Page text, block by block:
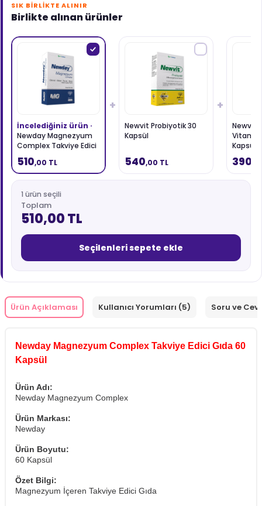
SIK BIRLIKTE ALINIR
Birlikte alınan ürünler
İncelediğiniz ürün ·
Newday Magnezyum
Complex Takviye Edici
Gıda 60 Kapsül
510,00 TL
+
Newvit Probiyotik 30
Kapsül
540,00 TL
+
Newvit
Vitamin
Kapsül
390
1 ürün seçili
Toplam
510,00 TL
Seçilenleri sepete ekle
Ürün Açıklaması Kullanıcı Yorumları (5) Soru ve
Newday Magnezyum Complex Takviye Edici Gıda 60
Kapsül
Ürün Adı:
Newday Magnezyum Complex
Ürün Markası:
Newday
Ürün Boyutu:
60 Kapsül
Özet Bilgi:
Magnezyum İçeren Takviye Edici Gıda